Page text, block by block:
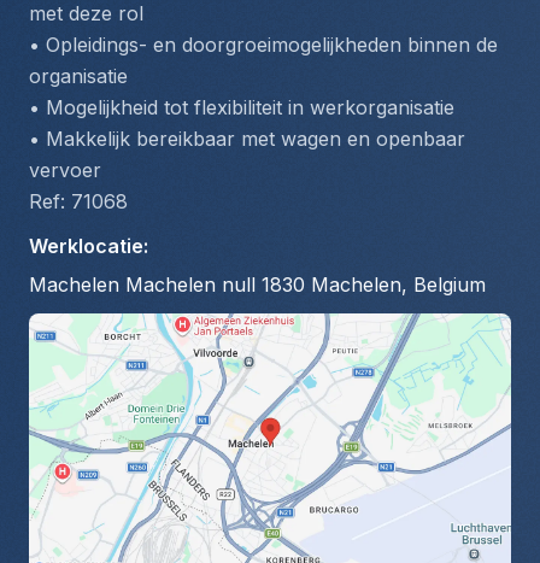
met deze rol
• Opleidings- en doorgroeimogelijkheden binnen de
organisatie
• Mogelijkheid tot flexibiliteit in werkorganisatie
• Makkelijk bereikbaar met wagen en openbaar
vervoer
Ref: 71068
Werklocatie:
Machelen Machelen null 1830 Machelen, Belgium